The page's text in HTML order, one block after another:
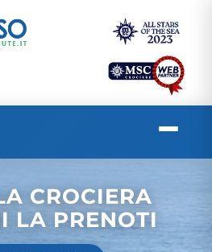
CROCIERA
LA PRENOTI